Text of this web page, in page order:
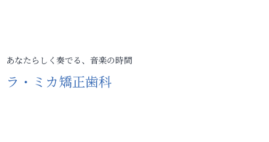
あなたらしく奏でる、音楽の時間
ラ・ミカ矯正歯科